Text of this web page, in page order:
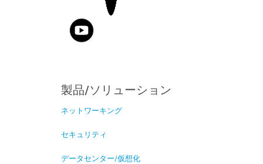
製品/ソリューション
ネットワーキング
セキュリティ
データセンター/仮想化